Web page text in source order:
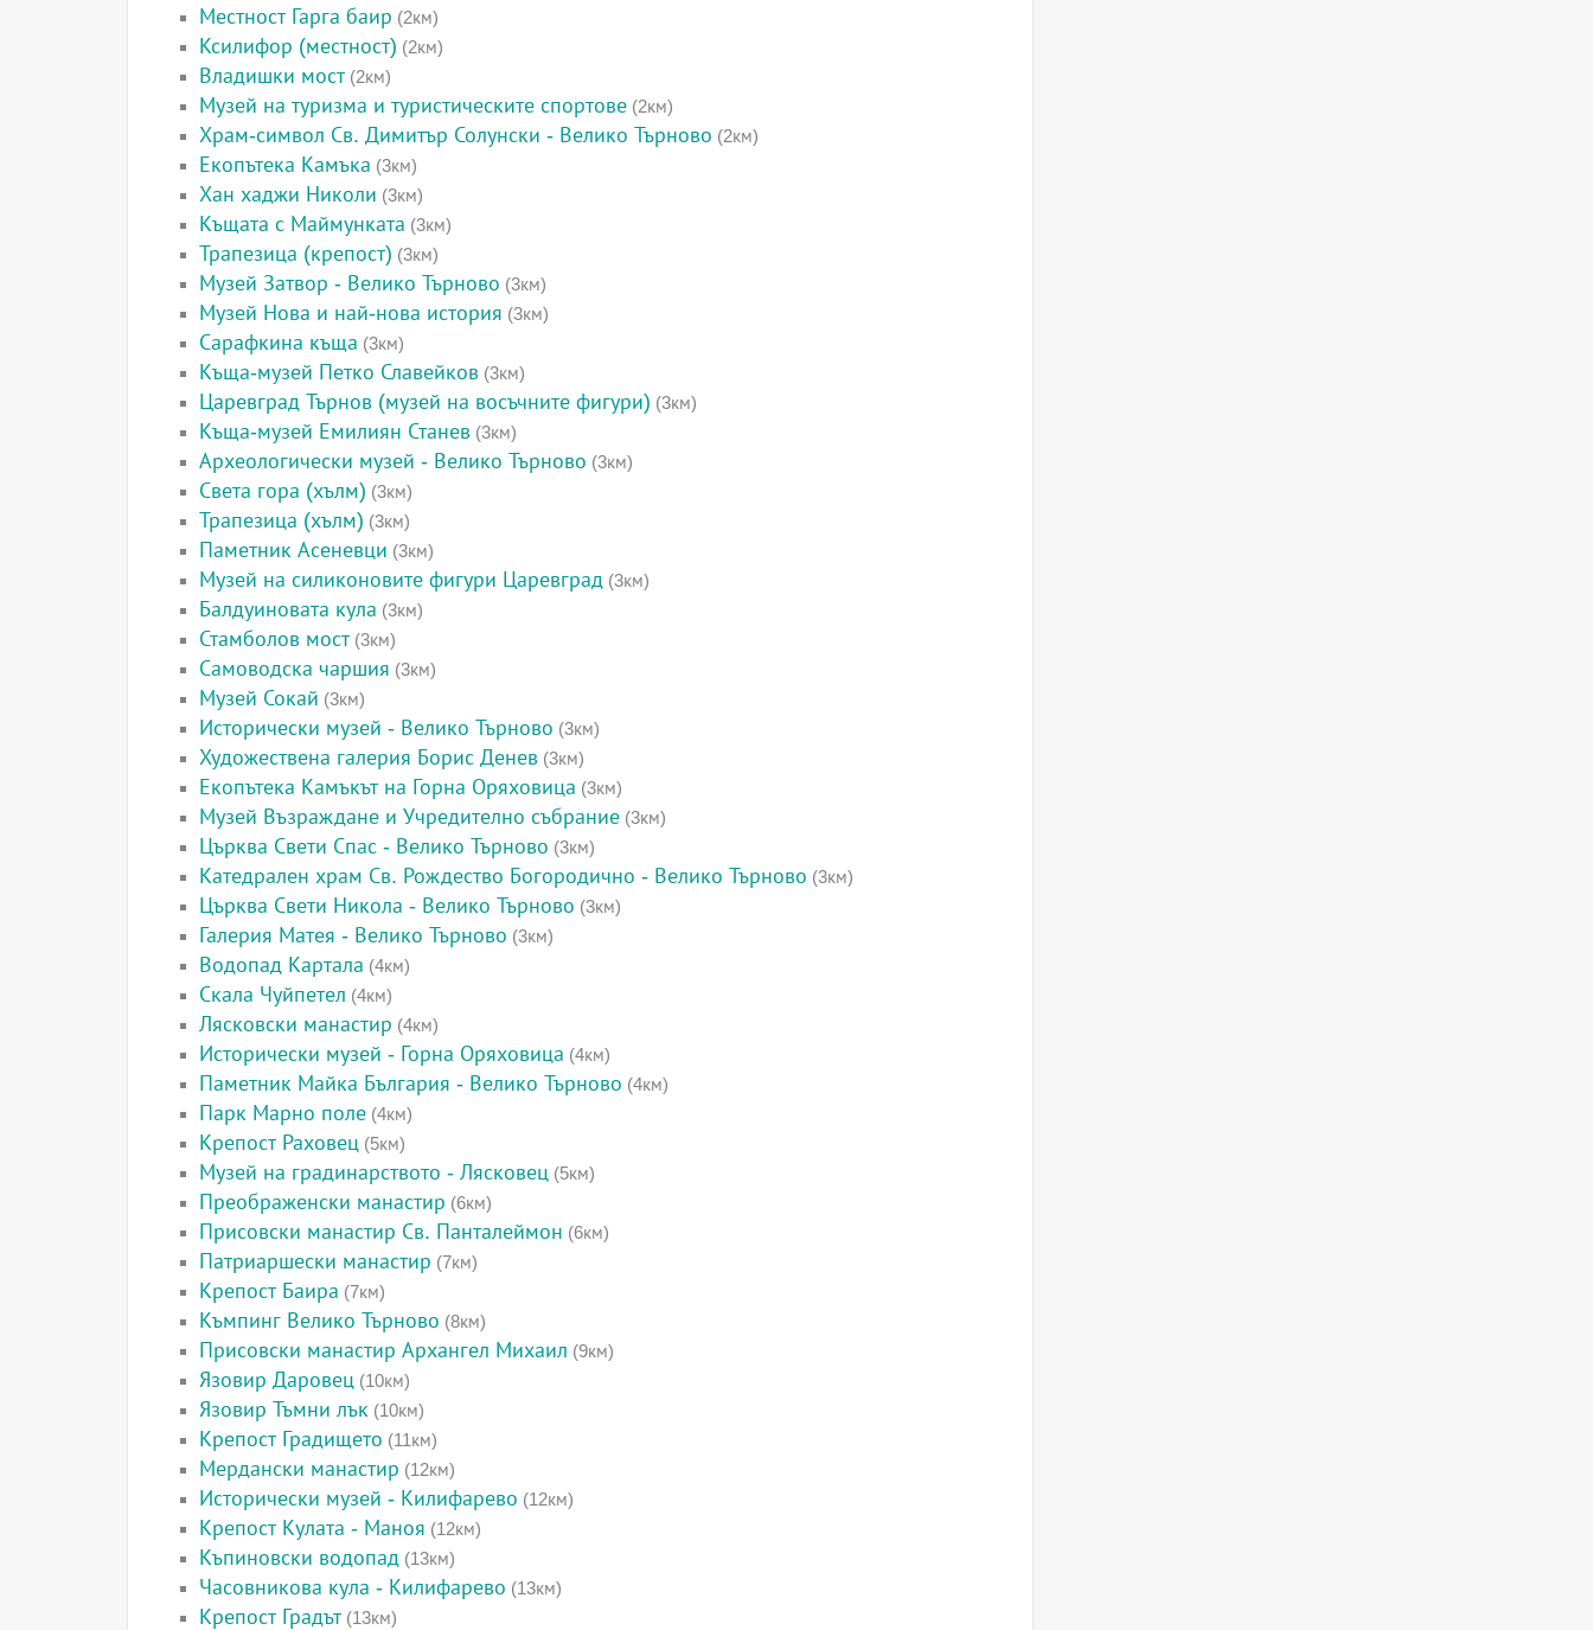
Местност Гарга баир (2км)
Ксилифор (местност) (2км)
Владишки мост(2км)
Музей на туризма и туристическите спортове (2км)
Храм-символ Св. Димитър Солунски - Велико Търново (2км)
Екопътека Камъка (3км)
Хан хаджи Николи (3км)
Къщата с Маймунката (3км)
Трапезица (крепост) (3км)
Музей Затвор - Велико Търново (3км)
Музей Нова и най-нова история (3км)
Сарафкина къща (3км)
Къща-музей Петко Славейков (3км)
Царевград Търнов (музей на восъчните фигури) (3км)
Къща-музей Емилиян Станев (3км)
Археологически музей - Велико Търново (3км)
Света гора (хълм) (3км)
Трапезица (хълм) (3км)
Паметник Асеневци (3км)
Музей на силиконовите фигури Царевград (3км)
Балдуиновата кула (3км)
Стамболов мост(3км)
Самоводска чаршия (3км)
Музей Сокай (3км)
Исторически музей - Велико Търново (3км)
Художествена галерия Борис Денев (3км)
Екопътека Камъкът на Горна Оряховица (3км)
Музей Възраждане и Учредително събрание (3км)
Църква Свети Спас - Велико Търново (3км)
Катедрален храм Св. Рождество Богородично - Велико Търново (3км)
Църква Свети Никола - Велико Търново (3км)
Галерия Матея - Велико Търново (3км)
Водопад Картала (4км)
Скала Чуйпетел (4км)
Лясковски манастир (4км)
Исторически музей - Горна Оряховица (4км)
Паметник Майка България - Велико Търново (4км)
Парк Марно поле (4км)
Крепост Раховец (5км)
Музей на градинарството - Лясковец (5км)
Преображенски манастир (6км)
Присовски манастир Св. Панталеймон (6км)
Патриаршески манастир (7км)
Крепост Баира (7км)
Къмпинг Велико Търново (8км)
Присовски манастир Архангел Михаил (9км)
Язовир Даровец (10км)
Язовир Тъмни лък (10км)
Крепост Градището (11км)
Мердански манастир (12км)
Исторически музей - Килифарево (12км)
Крепост Кулата - Маноя (12км)
Къпиновски водопад (13км)
Часовникова кула - Килифарево (13км)
Крепост Градът(13км)